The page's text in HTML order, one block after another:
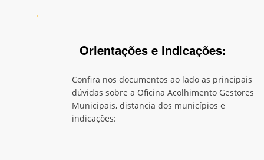
Orientações e indicações:
Confira nos documentos ao lado as principais
dúvidas sobre a Oficina Acolhimento Gestores
Municipais, distancia dos municípios e
indicações: